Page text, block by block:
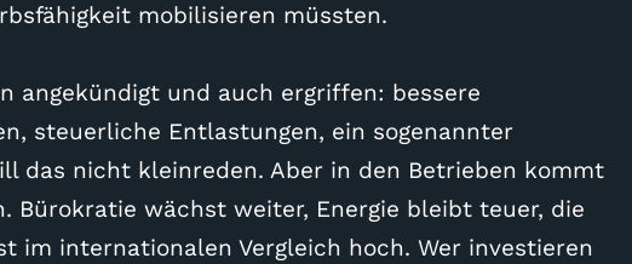
mobilisieren müssten.
angekündigt und auch ergriffen: bessere
steuerliche Entlastungen, ein sogenannter
das nicht kleinreden. Aber in den Betrieben kommt
Bürokratie wächst weiter, Energie bleibt teuer, die
im internationalen Vergleich hoch. Wer investieren